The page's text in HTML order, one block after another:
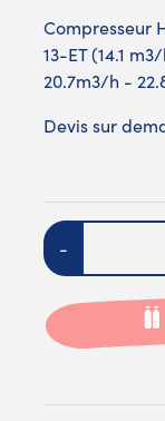
Compresseur
13-ET (14.1
20.7m3/h -
Devis sur
Quantité
-